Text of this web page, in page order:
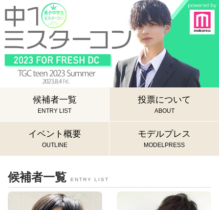
候補者一覧
ENTRY LIST
投票について
ABOUT
イベント概要
OUTLINE
モデルプレス
MODELPRESS
候補者一覧 ENTRY LIST